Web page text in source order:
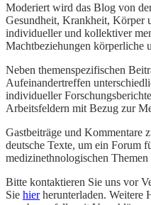
Moderiert wird das Blog von
Gesundheit, Krankheit, Körper
individueller und kollektiver
Machtbeziehungen körperliche
Neben themenspezifischen
Aufeinandertreffen
individueller
Arbeitsfeldern mit Bezug zur
Gastbeiträge und Kommentare
deutsche Texte, um ein Forum
medizinethnologischen
Bitte kontaktieren Sie uns vor
Sie hierherunterladen. Weitere